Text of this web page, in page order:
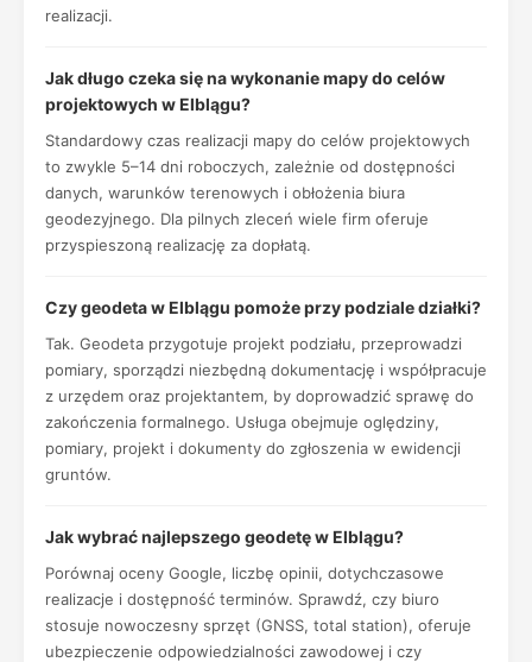
realizacji.
Jak długo czeka się na wykonanie mapy do celów
projektowych w Elblągu?
Standardowy czas realizacji mapy do celów projektowych
to zwykle 5–14 dni roboczych, zależnie od dostępności
danych, warunków terenowych i obłożenia biura
geodezyjnego. Dla pilnych zleceń wiele firm oferuje
przyspieszoną realizację za dopłatą.
Czy geodeta w Elblągu pomoże przy podziale działki?
Tak. Geodeta przygotuje projekt podziału, przeprowadzi
pomiary, sporządzi niezbędną dokumentację i współpracuje
z urzędem oraz projektantem, by doprowadzić sprawę do
zakończenia formalnego. Usługa obejmuje oględziny,
pomiary, projekt i dokumenty do zgłoszenia w ewidencji
gruntów.
Jak wybrać najlepszego geodetę w Elblągu?
Porównaj oceny Google, liczbę opinii, dotychczasowe
realizacje i dostępność terminów. Sprawdź, czy biuro
stosuje nowoczesny sprzęt (GNSS, total station), oferuje
ubezpieczenie odpowiedzialności zawodowej i czy